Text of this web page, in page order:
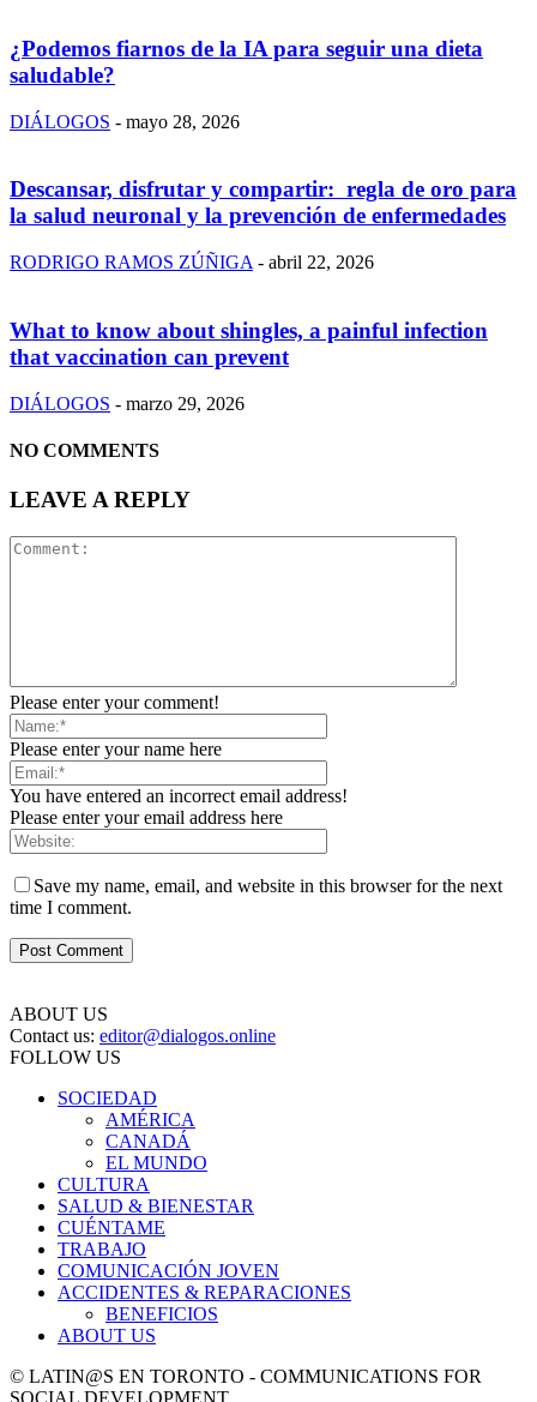
¿Podemos fiarnos de la IA para seguir una dieta
saludable?
DIÁLOGOS - mayo 28, 2026
Descansar, disfrutar y compartir: regla de oro para
la salud neuronal y la prevención de enfermedades
RODRIGO RAMOS ZÚÑIGA - abril 22, 2026
What to know about shingles, a painful infection
that vaccination can prevent
DIÁLOGOS - marzo 29, 2026
NO COMMENTS
LEAVE A REPLY
Please enter your comment!
Please enter your name here
You have entered an incorrect email address!
Please enter your email address here
Save my name, email, and website in this browser for the next
time I comment.
ABOUT US
Contact us: editor@dialogos.online
FOLLOW US
SOCIEDAD
AMÉRICA
CANADÁ
EL MUNDO
CULTURA
SALUD & BIENESTAR
CUÉNTAME
TRABAJO
COMUNICACIÓN JOVEN
ACCIDENTES & REPARACIONES
BENEFICIOS
ABOUT US
© LATIN@S EN TORONTO - COMMUNICATIONS FOR
SOCIAL DEVELOPMENT